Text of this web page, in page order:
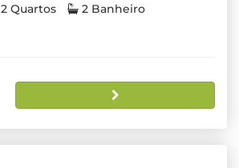
2 Quartos
2 Banheiro